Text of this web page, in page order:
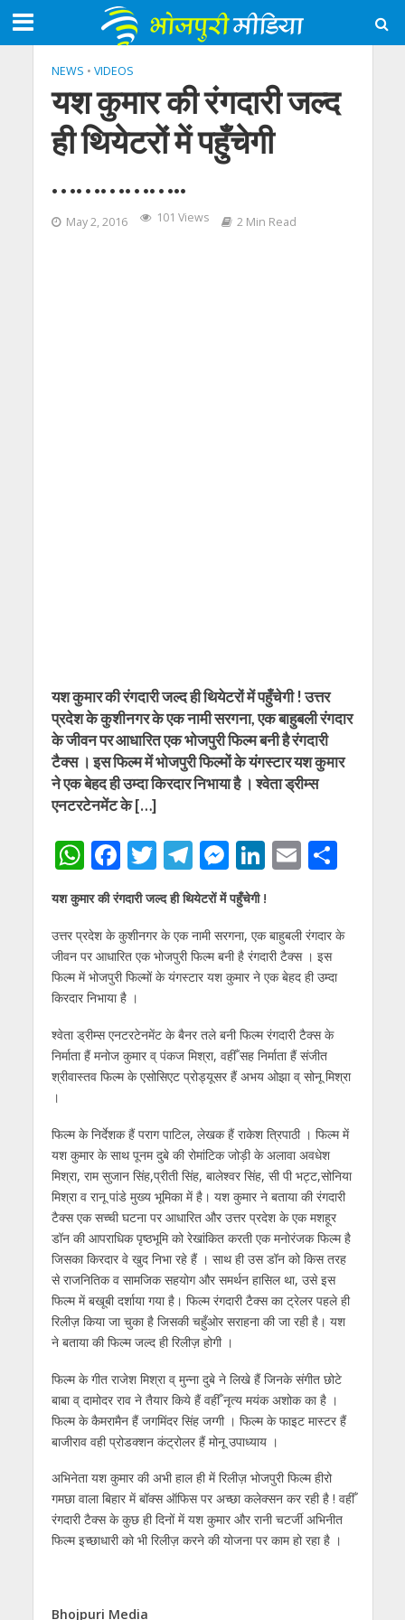
NEWS • VIDEOS
यश कुमार की रंगदारी जल्द
ही थियेटरों में पहुँचेगी
……………..
May 2, 2016 101 Views 2 Min Read
यश कुमार की रंगदारी जल्द ही थियेटरों में पहुँचेगी ! उत्तर
प्रदेश के कुशीनगर के एक नामी सरगना, एक बाहुबली रंगदार
के जीवन पर आधारित एक भोजपुरी फिल्म बनी है रंगदारी
टैक्स । इस फिल्म में भोजपुरी फिल्मों के यंगस्टार यश कुमार
ने एक बेहद ही उम्दा किरदार निभाया है । श्वेता ड्रीम्स
एनटरटेनमेंट के […]
W
h
at
s
A
p
p
F
ac
e
b
o
o
k
T
w
itt
er
T
el
e
gr
a
M
e
ss
e
n
er
Li
n
k
e
dI
E
l
S
e
यश कुमार की रंगदारी जल्द ही थियेटरों में पहुँचेगी !
उत्तर प्रदेश के कुशीनगर के एक नामी सरगना, एक बाहुबली रंगदार के
जीवन पर आधारित एक भोजपुरी फिल्म बनी है रंगदारी टैक्स । इस
फिल्म में भोजपुरी फिल्मों के यंगस्टार यश कुमार ने एक बेहद ही उम्दा
किरदार निभाया है ।
श्वेता ड्रीम्स एनटरटेनमेंट के बैनर तले बनी फिल्म रंगदारी टैक्स के
निर्माता हैं मनोज कुमार व् पंकज मिश्रा, वहीँ सह निर्माता हैं संजीत
श्रीवास्तव फिल्म के एसोसिएट प्रोड्यूसर हैं अभय ओझा व् सोनू मिश्रा
।
फिल्म के निर्देशक हैं पराग पाटिल, लेखक हैं राकेश त्रिपाठी । फिल्म में
यश कुमार के साथ पूनम दुबे की रोमांटिक जोड़ी के अलावा अवधेश
मिश्रा, राम सुजान सिंह,प्रीती सिंह, बालेश्वर सिंह, सी पी भट्ट,सोनिया
मिश्रा व रानू पांडे मुख्य भूमिका में है। यश कुमार ने बताया की रंगदारी
टैक्स एक सच्ची घटना पर आधारित और उत्तर प्रदेश के एक मशहूर
डॉन की आपराधिक पृष्ठभूमि को रेखांकित करती एक मनोरंजक फिल्म है
जिसका किरदार वे खुद निभा रहे हैं । साथ ही उस डॉन को किस तरह
से राजनितिक व सामजिक सहयोग और समर्थन हासिल था, उसे इस
फिल्म में बखूबी दर्शाया गया है। फिल्म रंगदारी टैक्स का ट्रेलर पहले ही
रिलीज़ किया जा चुका है जिसकी चहुँओर सराहना की जा रही है। यश
ने बताया की फिल्म जल्द ही रिलीज़ होगी ।
फिल्म के गीत राजेश मिश्रा व् मुन्ना दुबे ने लिखे हैं जिनके संगीत छोटे
बाबा व् दामोदर राव ने तैयार किये हैं वहीँ नृत्य मयंक अशोक का है ।
फिल्म के कैमरामैन हैं जगमिंदर सिंह जग्गी । फिल्म के फाइट मास्टर हैं
बाजीराव वही प्रोडक्शन कंट्रोलर हैं मोनू उपाध्याय ।
अभिनेता यश कुमार की अभी हाल ही में रिलीज़ भोजपुरी फिल्म हीरो
गमछा वाला बिहार में बॉक्स ऑफिस पर अच्छा कलेक्सन कर रही है ! वहीँ
रंगदारी टैक्स के कुछ ही दिनों में यश कुमार और रानी चटर्जी अभिनीत
फिल्म इच्छाधारी को भी रिलीज़ करने की योजना पर काम हो रहा है ।
Bhojpuri Media